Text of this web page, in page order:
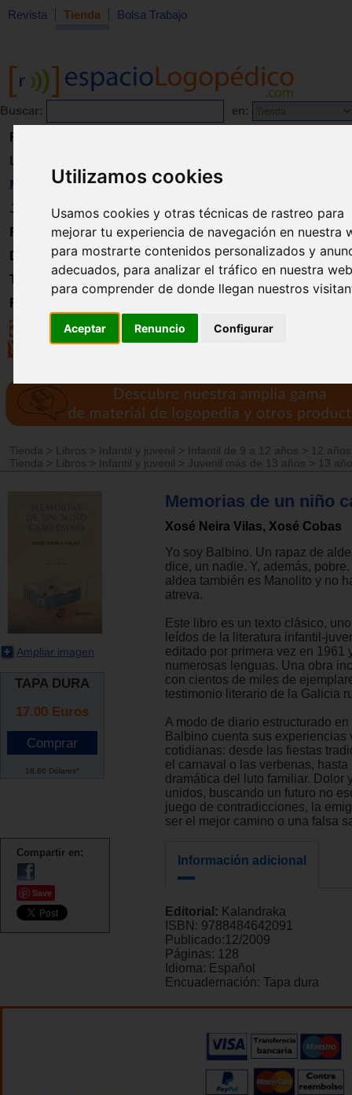
Utilizamos cookies
Usamos cookies y otras técnicas de rastreo para
mejorar tu experiencia de navegación en nuestra
para mostrarte contenidos personalizados y
adecuados, para analizar el tráfico en nuestra
para comprender de donde llegan nuestros
Aceptar Renuncio Configurar
Revista Tienda Bolsa Trabajo
Buscar: en:
Revista
Libros
Material
Juguetes
Formación
Directorio
Trabajo
Registro
Tienda > Libros > Infantil y juvenil > Infantil de 9 a 12 años >
12 años
Tienda
> Libros > Infantil y juvenil > Juvenil más de 13 años > 13
Ampliar imagen
TAPA DURA
17.00 Euros
18.86 Dólares*
Compartir en:
Save
Memorias de un niño
Xosé Neira Vilas, Xosé Cobas
Yo soy Balbino. Un rapaz de
dice, un nadie. Y, además,
aldea también es Manolito y no
atreva.
Este libro es un texto clásico,
leídos de la literatura infantil-
editado por primera vez en 1961
numerosas lenguas. Una obra
con cientos de miles de
testimonio literario de la Galicia
A modo de diario estructurado
Balbino cuenta sus experiencias
cotidianas: desde las fiestas
el carnaval o las verbenas,
dramática del luto familiar. Dolor
unidos, buscando un futuro no
juego de contradicciones, la
ser el mejor camino o una falsa
Información adicional
Editorial: Kalandraka
ISBN: 9788484642091
Publicado:12/2009
Páginas: 128
Idioma: Español
Encuadernación: Tapa dura